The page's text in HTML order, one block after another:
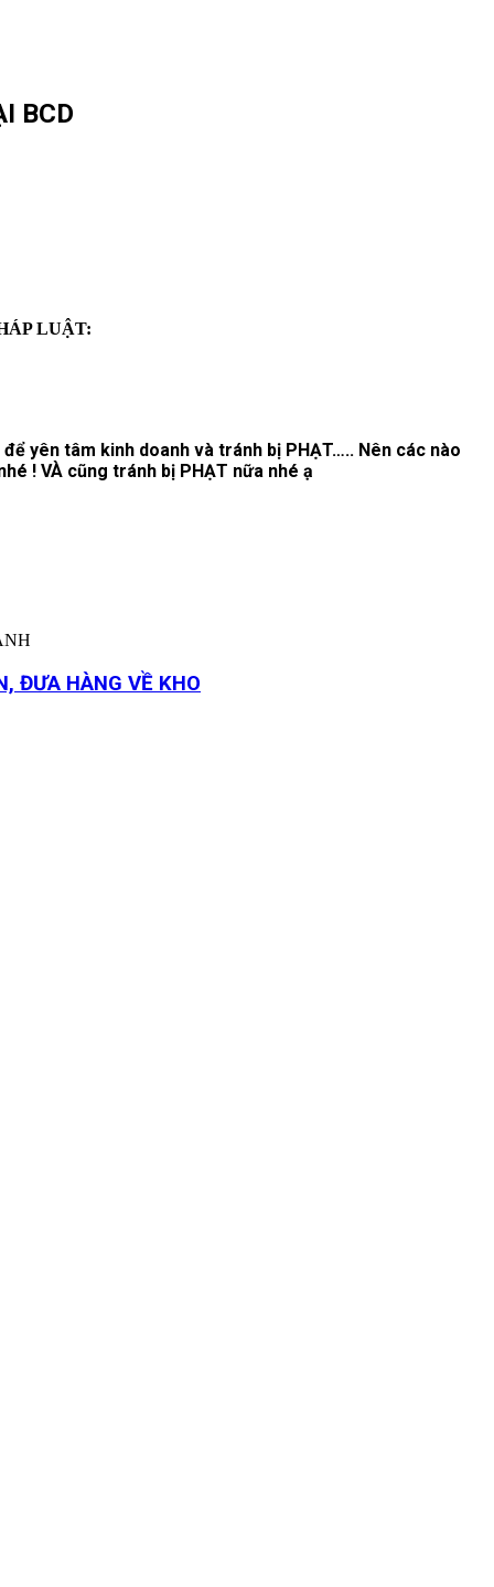
BCD
LUẬT:
yên tâm kinh doanh và tránh bị PHẠT….. Nên các nào
! VÀ cũng tránh bị PHẠT nữa nhé ạ
ĐƯA HÀNG VỀ KHO